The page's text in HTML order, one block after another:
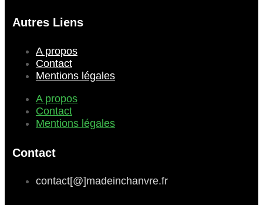
Autres Liens
A propos
Contact
Mentions légales
A propos
Contact
Mentions légales
Contact
contact[@]madeinchanvre.fr